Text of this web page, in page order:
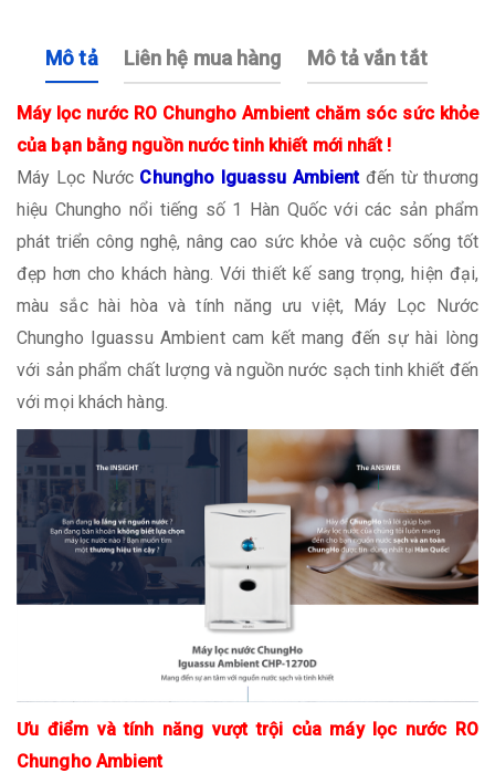
Mô tả Liên hệ mua hàng Mô tả vắn tắt
Máy lọc nước RO Chungho Ambient chăm sóc sức khỏe
của bạn bằng nguồn nước tinh khiết mới nhất !
Máy Lọc Nước Chungho Iguassu Ambient đến từ thương
hiệu Chungho nổi tiếng số 1 Hàn Quốc với các sản phẩm
phát triển công nghệ, nâng cao sức khỏe và cuộc sống tốt
đẹp hơn cho khách hàng. Với thiết kế sang trọng, hiện đại,
màu sắc hài hòa và tính năng ưu việt, Máy Lọc Nước
Chungho Iguassu Ambient cam kết mang đến sự hài lòng
với sản phẩm chất lượng và nguồn nước sạch tinh khiết đến
với mọi khách hàng.
Ưu điểm và tính năng vượt trội của máy lọc nước RO
Chungho Ambient